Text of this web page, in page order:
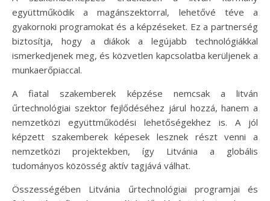
együttműködik a magánszektorral, lehetővé téve a
gyakornoki programokat és a képzéseket. Ez a partnerség
biztosítja, hogy a diákok a legújabb technológiákkal
ismerkedjenek meg, és közvetlen kapcsolatba kerüljenek a
munkaerőpiaccal.
A fiatal szakemberek képzése nemcsak a litván
űrtechnológiai szektor fejlődéséhez járul hozzá, hanem a
nemzetközi együttműködési lehetőségekhez is. A jól
képzett szakemberek képesek lesznek részt venni a
nemzetközi projektekben, így Litvánia a globális
tudományos közösség aktív tagjává válhat.
Összességében Litvánia űrtechnológiai programjai és